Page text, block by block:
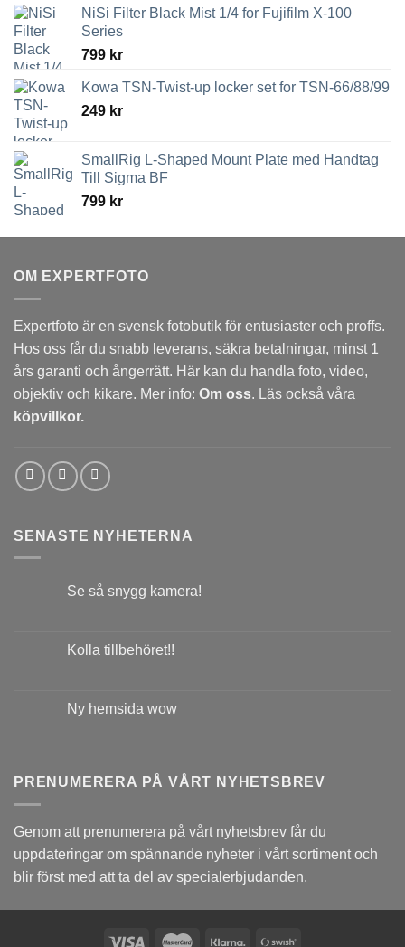
NiSi Filter Black Mist 1/4 for Fujifilm X-100
Series
799 kr
Kowa TSN-Twist-up locker set for TSN-66/88/99
249 kr
SmallRig L-Shaped Mount Plate med Handtag
Till Sigma BF
799 kr
OM EXPERTFOTO
Expertfoto är en svensk fotobutik för entusiaster och proffs.
Hos oss får du snabb leverans, säkra betalningar, minst 1
års garanti och ångerrätt. Här kan du handla foto, video,
objektiv och kikare. Mer info: Om oss. Läs också våra
köpvillkor.
SENASTE NYHETERNA
Se så snygg kamera!
Kolla tillbehöret!!
Ny hemsida wow
PRENUMERERA PÅ VÅRT NYHETSBREV
Genom att prenumerera på vårt nyhetsbrev får du
uppdateringar om spännande nyheter i vårt sortiment och
blir först med att ta del av specialerbjudanden.